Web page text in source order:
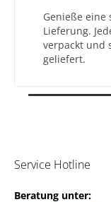
Genieße
Lieferung.
verpackt und
geliefert.
Service Hotline
Beratung unter: